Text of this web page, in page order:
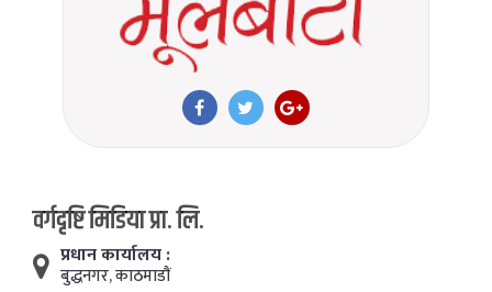
वर्गदृष्टि मिडिया प्रा. लि.
प्रधान कार्यालय :
बुद्धनगर, काठमाडाैं